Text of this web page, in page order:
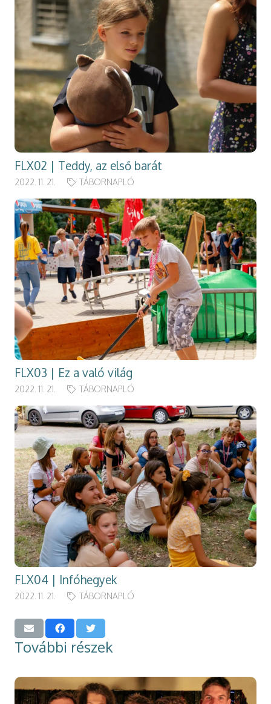
FLX02 | Teddy, az első barát
2022. 11. 21. TÁBORNAPLÓ
FLX03 | Ez a való világ
2022. 11. 21. TÁBORNAPLÓ
FLX04 | Infóhegyek
2022. 11. 21. TÁBORNAPLÓ
További részek